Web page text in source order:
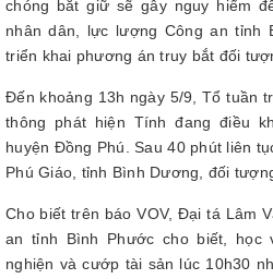
chóng bắt giữ sẽ gây nguy hiểm
nhân dân, lực lượng Công an tỉnh
triển khai phương án truy bắt đối
Đến khoảng 13h ngày 5/9, Tổ tuần
thông phát hiện Tính đang điều
huyện Đồng Phú. Sau 40 phút liên
Phú Giáo, tỉnh Bình Dương, đối
Cho biết trên báo VOV, Đại tá Lâm
an tỉnh Bình Phước cho biết, học
nghiện và cướp tài sản lúc 10h30